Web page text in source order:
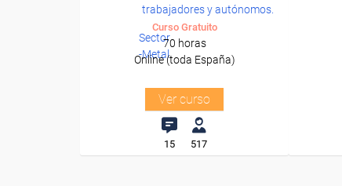
trabajadores y autónomos.
Sector
-Metal.
Curso Gratuito
70 horas
Online (toda España)
Ver curso
15 517